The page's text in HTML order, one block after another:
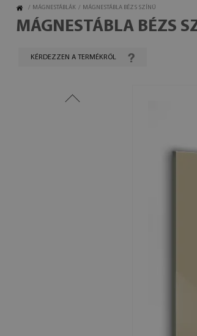
/ MÁGNESTÁBLÁK / MÁGNESTÁBLA BÉZS SZÍNŰ
MÁGNESTÁBLA BÉZS
KÉRDEZZEN A TERMÉKRŐL